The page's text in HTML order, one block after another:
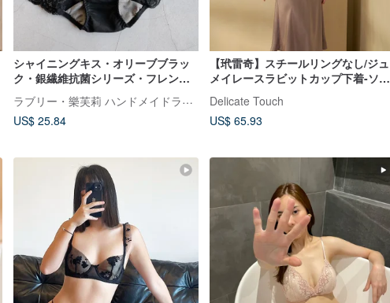
シャイニングキス・オリーブブラッ
ク・銀繊維抗菌シリーズ・フレンチ
レースミドルライズボクサーショー
ツ・台湾製
ラブリー・樂芙莉 ハンドメイドランジェリー
US$ 25.84
【玳雷奇】スチールリングなし/ジュ
メイレースラビットカップ下着-ソフ
Delicate Touch
US$ 65.93